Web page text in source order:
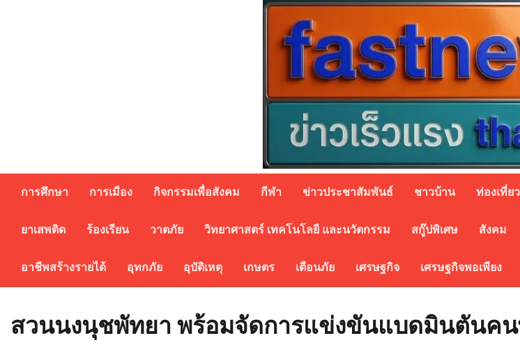
การศึกษา การเมือง กิจกรรมเพื่อสังคม กีฬา ข่าวประชาสัมพันธ์ ชาวบ้าน ท่องเที่ยว
ยาเสพติด ร้องเรียน วาตภัย วิทยาศาสตร์ เทคโนโลยี และนวัตกรรม สกู๊ปพิเศษ สังคม
อาชีพสร้างรายได้ อุทกภัย อุบัติเหตุ เกษตร เตือนภัย เศรษฐกิจ เศรษฐกิจพอเพียง
สวนนงนุชพัทยา พร้อมจัดการแข่งขันแบดมินตันค